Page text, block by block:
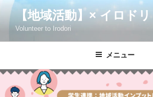
ン
へ
キ
【地域活動】× イロドリ
Volunteer to Irodori
メニュー